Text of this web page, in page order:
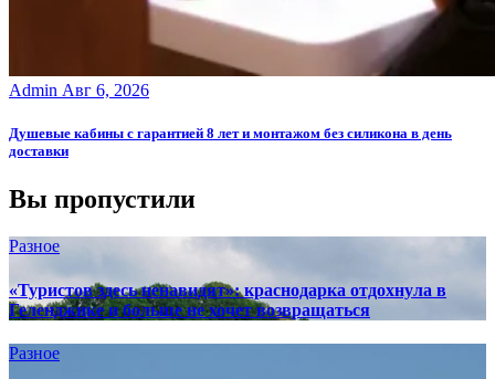
Admin Авг 6, 2026
Душевые кабины с гарантией 8 лет и монтажом без силикона в день
доставки
Вы пропустили
Разное
«Туристов здесь ненавидят»: краснодарка отдохнула в
Геленджике и больше не хочет возвращаться
Разное